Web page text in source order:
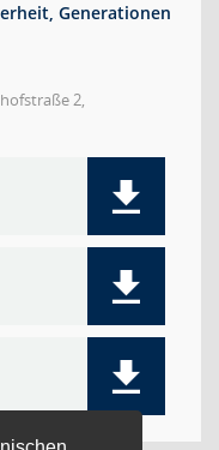
Generationen
2,